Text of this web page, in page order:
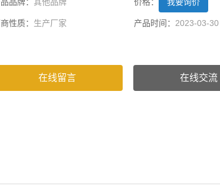
性质： 生产厂家 产品时间： 2023-03-30
在线留言 在线交流